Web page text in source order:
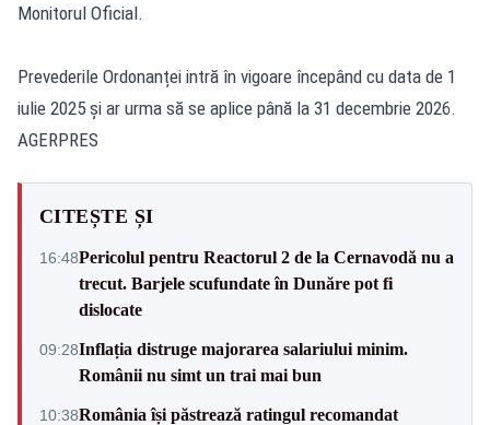
Monitorul Oficial.
Prevederile Ordonanței intră în vigoare începând cu data de 1
iulie 2025 și ar urma să se aplice până la 31 decembrie 2026.
AGERPRES
CITEȘTE ȘI
16:48Pericolul pentru Reactorul 2 de la Cernavodă nu a
trecut. Barjele scufundate în Dunăre pot fi
dislocate
09:28Inflația distruge majorarea salariului minim.
Românii nu simt un trai mai bun
10:38România își păstrează ratingul recomandat